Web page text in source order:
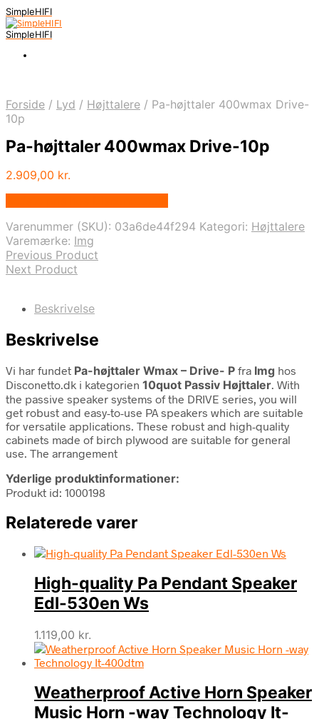
SimpleHIFI
SimpleHIFI
Forside / Lyd / Højttalere / Pa-højttaler 400wmax Drive-
10p
Pa-højttaler 400wmax Drive-10p
2.909,00 kr.
Varenummer (SKU): 03a6de44f294 Kategori: Højttalere
Varemærke: Img
Previous Product
Next Product
Beskrivelse
Beskrivelse
Vi har fundet Pa-højttaler Wmax – Drive- P fra Img hos
Disconetto.dk i kategorien 10quot Passiv Højttaler. With
the passive speaker systems of the DRIVE series, you will
get robust and easy-to-use PA speakers which are suitable
for versatile applications. These robust and high-quality
cabinets made of birch plywood are suitable for general
use. The arrangement
Yderlige produktinformationer:
Produkt id: 1000198
Relaterede varer
High-quality Pa Pendant Speaker
Edl-530en Ws
1.119,00 kr.
Weatherproof Active Horn Speaker
Music Horn -way Technology It-